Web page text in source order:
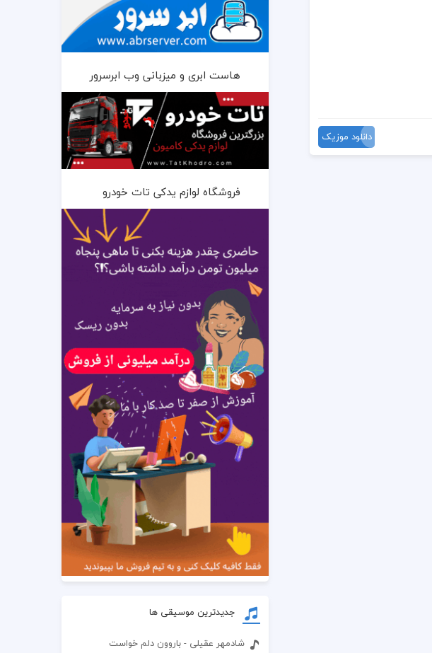
دانلود موزیک
هاست ابری و میزبانی وب ابرسرور
فروشگاه لوازم یدکی تات خودرو
جدیدترین موسیقی ها
شادمهر عقیلی - باروون دلم خواست